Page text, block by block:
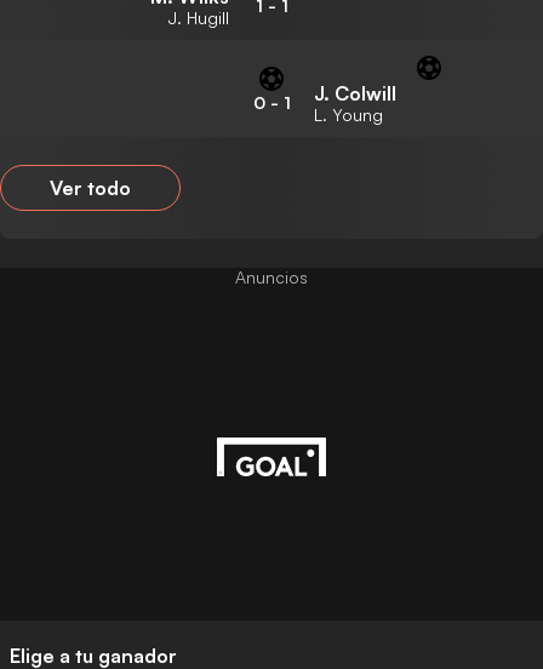
J. Hugill
1 - 1
0- 1 J. Colwill
L. Young
Ver todo
Elige a tu ganador
Anuncios